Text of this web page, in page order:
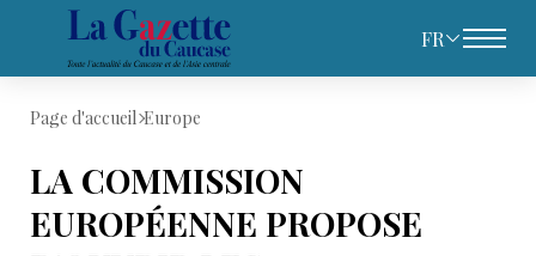
FR
Page d'accueil Europe
LA COMMISSION
EUROPÉENNE PROPOSE